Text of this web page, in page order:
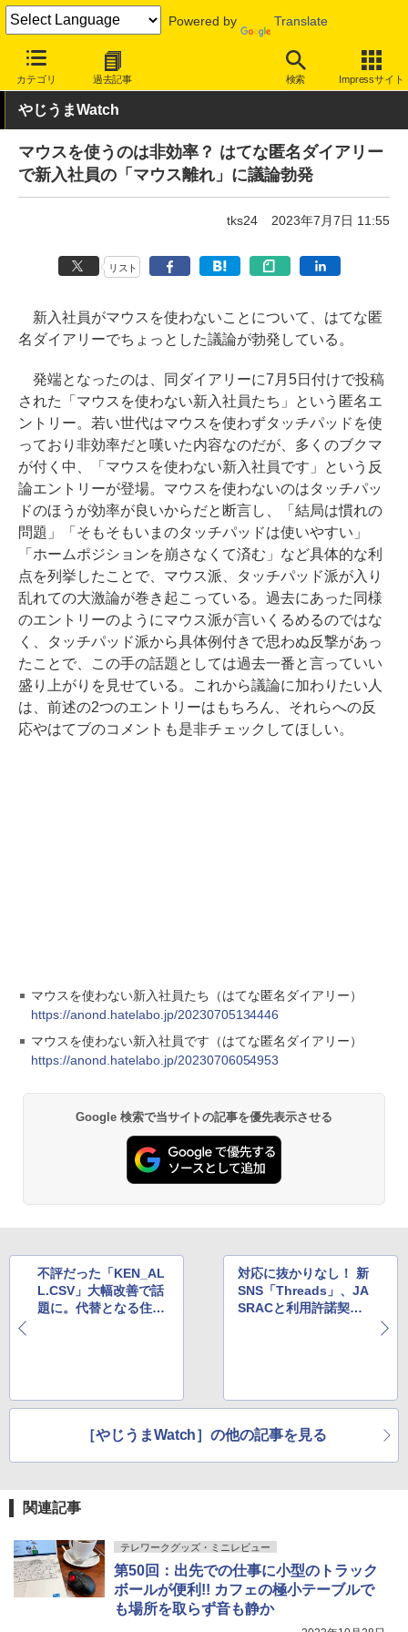
Powered by Translate
カテゴリ 過去記事 検索 Impressサイト
INTERNET Watch トピック
やじうまWatch
マウスを使うのは非効率？ はてな匿名ダイアリー
で新入社員の「マウス離れ」に議論勃発
tks24 2023年7月7日 11:55
リスト
新入社員がマウスを使わないことについて、はてな匿
名ダイアリーでちょっとした議論が勃発している。
発端となったのは、同ダイアリーに7月5日付けで投稿
された「マウスを使わない新入社員たち」という匿名エ
ントリー。若い世代はマウスを使わずタッチパッドを使
っており非効率だと嘆いた内容なのだが、多くのブクマ
が付く中、「マウスを使わない新入社員です」という反
論エントリーが登場。マウスを使わないのはタッチパッ
ドのほうが効率が良いからだと断言し、「結局は慣れの
問題」「そもそもいまのタッチパッドは使いやすい」
「ホームポジションを崩さなくて済む」など具体的な利
点を列挙したことで、マウス派、タッチパッド派が入り
乱れての大激論が巻き起こっている。過去にあった同様
のエントリーのようにマウス派が言いくるめるのではな
く、タッチパッド派から具体例付きで思わぬ反撃があっ
たことで、この手の話題としては過去一番と言っていい
盛り上がりを見せている。これから議論に加わりたい人
は、前述の2つのエントリーはもちろん、それらへの反
応やはてブのコメントも是非チェックしてほしい。
マウスを使わない新入社員たち（はてな匿名ダイアリー）
https://anond.hatelabo.jp/20230705134446
マウスを使わない新入社員です（はてな匿名ダイアリー）
https://anond.hatelabo.jp/20230706054953
Google 検索で当サイトの記事を優先表示させる
不評だった「KEN_AL
L.CSV」大幅改善で話
題に。代替となる住所
対応に抜かりなし！ 新
SNS「Threads」、JA
SRACと利用許諾契約
［やじうまWatch］の他の記事を見る
関連記事
テレワークグッズ・ミニレビュー
第50回：出先での仕事に小型のトラック
ボールが便利!! カフェの極小テーブルで
も場所を取らず音も静か